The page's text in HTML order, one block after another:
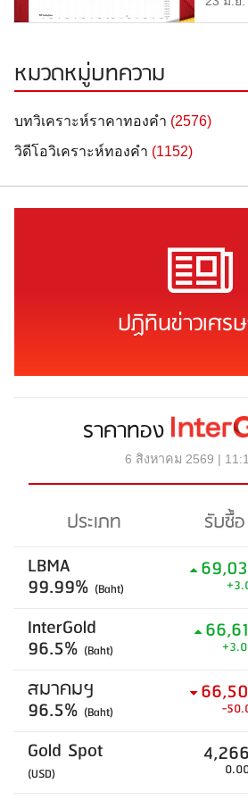
หมวดหมู่บทความ
บทวิเคราะห์ราคาทองคำ (2576)
วิดีโอวิเคราะห์ทองคำ (1152)
ปฏิทินข่าวเศร
ราคาทอง
6 สิงหาคม 2569 |
ประเภท รับซื้อ
LBMA
99.99% (Baht)
InterGold
96.5% (Baht)
สมาคมฯ
96.5% (Baht) -
Gold Spot
(USD)
4,266